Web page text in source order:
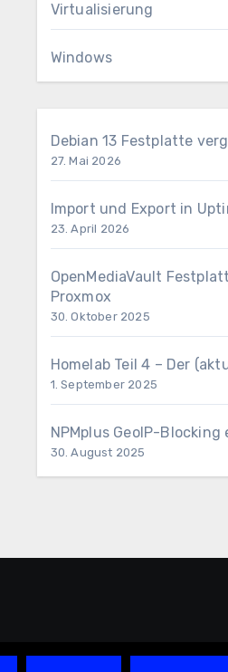
Virtualisierung
Windows
Debian 13 Festplatte
27. Mai 2026
Import und Export in
23. April 2026
OpenMediaVault
Proxmox
30. Oktober 2025
Homelab Teil 4 – Der
1. September 2025
NPMplus GeoIP-
30. August 2025